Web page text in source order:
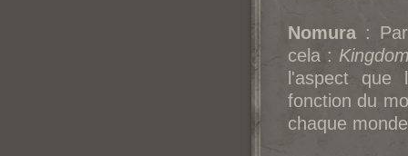
Nomura :
cela :
l'aspect que
fonction du
chaque